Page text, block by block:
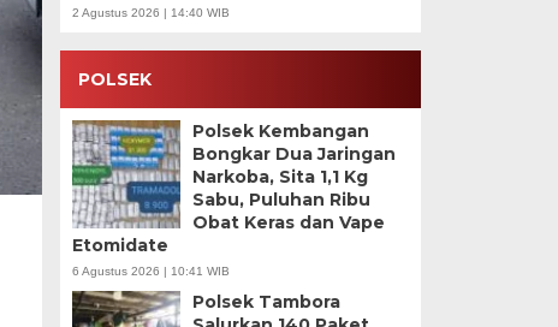
2 Agustus 2026 | 14:40 WIB
POLSEK
Polsek Kembangan
Bongkar Dua Jaringan
Narkoba, Sita 1,1 Kg
Sabu, Puluhan Ribu
Obat Keras dan Vape
Etomidate
6 Agustus 2026 | 10:41 WIB
Polsek Tambora